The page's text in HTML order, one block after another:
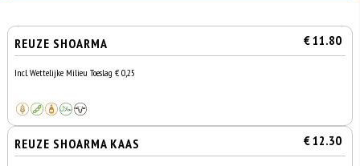
REUZE SHOARMA € 11.80
Incl. Wettelijke Milieu Toeslag € 0,25
REUZE SHOARMA KAAS € 12.30